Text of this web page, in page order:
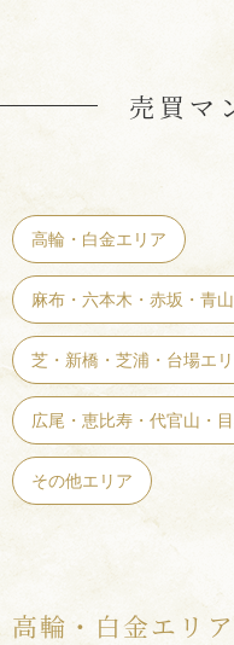
売買マ
高輪・白金エリア
麻布・六本木・赤坂・青
芝・新橋・芝浦・台場エ
広尾・恵比寿・代官山・
その他エリア
高輪・白金エリア